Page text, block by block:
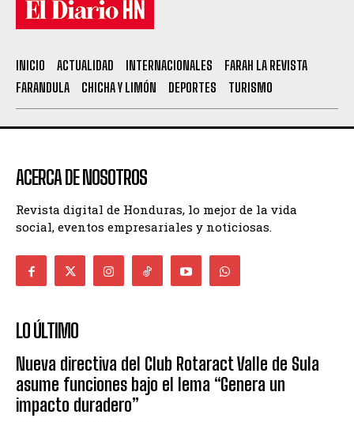
INICIO ACTUALIDAD INTERNACIONALES
FARAH LA REVISTA
FARANDULA
CHICHA Y LIMÓN DEPORTES TURISMO
ACERCA DE NOSOTROS
Revista digital de Honduras, lo mejor de la vida
social, eventos empresariales y noticiosas.
LO ÚLTIMO
Nueva directiva del Club Rotaract Valle de Sula
asume funciones bajo el lema “Genera un
impacto duradero”